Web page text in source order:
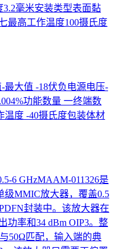
3.2毫米安装类型表面黏
最高工作温度100摄氏度
最大值 -18伏负电源电压-
功能数量 一终端数
温度 -40摄氏度包装体材
6 GHzMAAM-011326是
级MMIC放大器，覆盖0.5
封装中。该放大器在
功率和34 dBm OIP3。整
50Ω匹配，输入端的典